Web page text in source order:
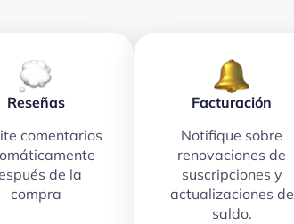
Reseñas
comentarios
de la
compra
Facturación
Notifique sobre
renovaciones de
suscripciones y
actualizaciones de
saldo.